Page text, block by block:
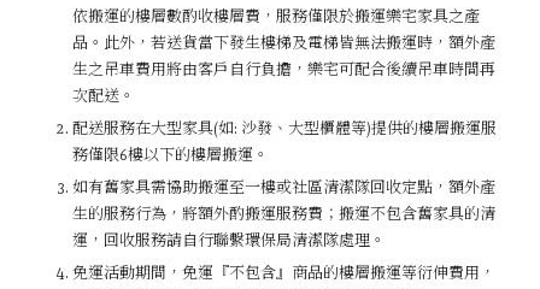
依搬運的樓層數酌收樓層費，服務僅限於搬運樂宅家具之產
品。此外，若送貨當下發生樓梯及電梯皆無法搬運時，額外產
生之吊車費用將由客戶自行負擔，樂宅可配合後續吊車時間再
次配送。
配送服務在大型家具(如: 沙發、大型櫃體等)提供的樓層搬運服
務僅限6樓以下的樓層搬運。
如有舊家具需協助搬運至一樓或社區清潔隊回收定點，額外產
生的服務行為，將額外酌搬運服務費；搬運不包含舊家具的清
運，回收服務請自行聯繫環保局清潔隊處理。
免運活動期間，免運『不包含』商品的樓層搬運等衍伸費用，